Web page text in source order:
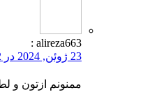
alireza663
:
23 ژوئن, 2024 در 12:02 ب.ظ
ممنونم ازتون و